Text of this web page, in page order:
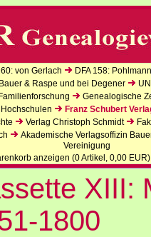
von Gerlach
DFA 158:
& Raspe und bei Degener
Genealogische
Franz Schubert
Verlag Christoph Schmidt
Akademische Verlagsoffizin
Vereinigung
anzeigen (0Artikel, 0,00 EUR)
XIII:
1800